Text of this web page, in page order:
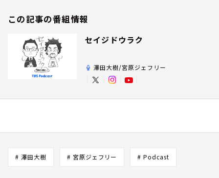
この記事の番組情報
セイジドウラク
澤田大樹/宮原ジェフリー
# 澤田大樹 # 宮原ジェフリー # Podcast